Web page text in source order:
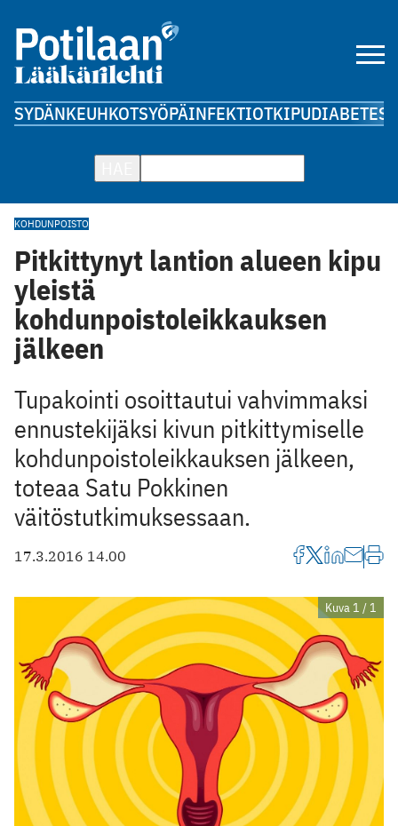
SYDÄNKEUHKOTSYÖPÄINFEKTIOTKIPUDIABETES
KOHDUNPOISTO
Pitkittynyt lantion alueen kipu
yleistä
kohdunpoistoleikkauksen
jälkeen
Tupakointi osoittautui vahvimmaksi
ennustekijäksi kivun pitkittymiselle
kohdunpoistoleikkauksen jälkeen,
toteaa Satu Pokkinen
väitöstutkimuksessaan.
17.3.2016 14.00
Kuva 1 / 1